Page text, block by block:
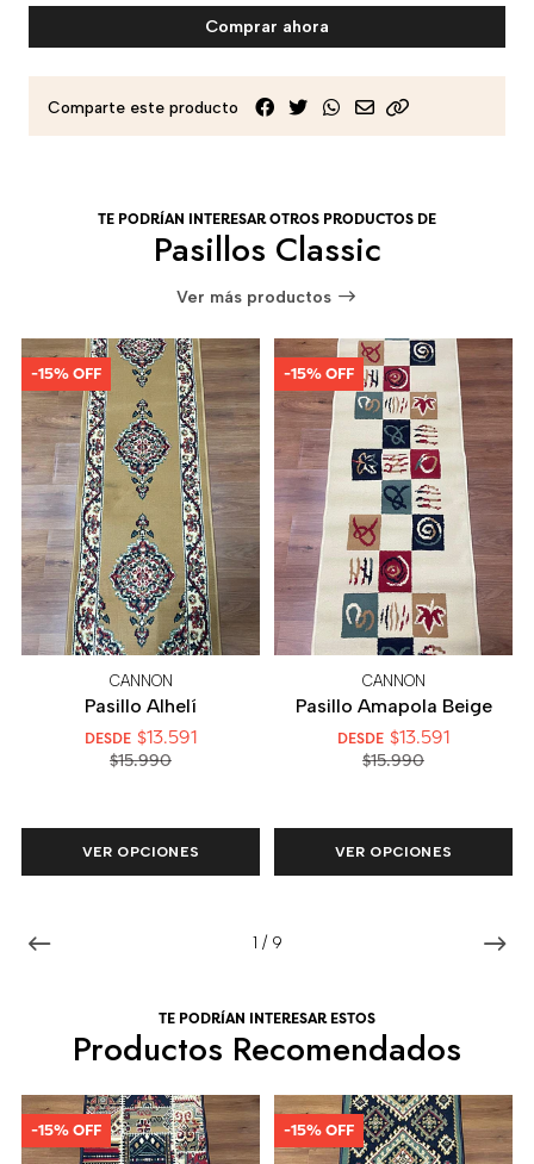
Comprar ahora
Comparte este producto
TE PODRÍAN INTERESAR OTROS PRODUCTOS DE
Pasillos Classic
Ver más productos
1 / 9
-15% OFF
CANNON
Pasillo Alhelí
DESDE $13.591
$15.990
VER OPCIONES
-15% OFF
CANNON
Pasillo Amapola Beige
DESDE $13.591
$15.990
VER OPCIONES
TE PODRÍAN INTERESAR ESTOS
Productos Recomendados
-15% OFF -15% OFF